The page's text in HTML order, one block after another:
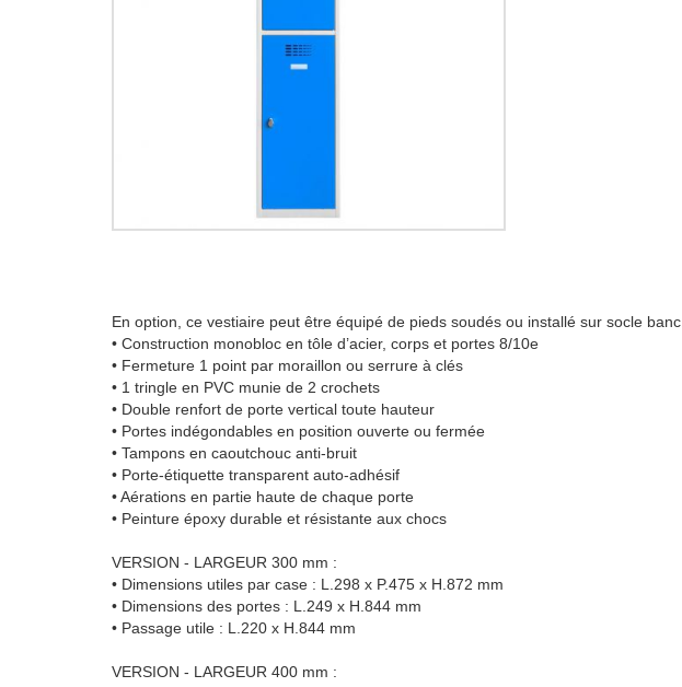
En option, ce vestiaire peut être équipé de pieds soudés ou installé sur socle banc.
• Construction monobloc en tôle d’acier, corps et portes 8/10e
• Fermeture 1 point par moraillon ou serrure à clés
• 1 tringle en PVC munie de 2 crochets
• Double renfort de porte vertical toute hauteur
• Portes indégondables en position ouverte ou fermée
• Tampons en caoutchouc anti-bruit
• Porte-étiquette transparent auto-adhésif
• Aérations en partie haute de chaque porte
• Peinture époxy durable et résistante aux chocs
VERSION - LARGEUR 300 mm :
• Dimensions utiles par case : L.298 x P.475 x H.872 mm
• Dimensions des portes : L.249 x H.844 mm
• Passage utile : L.220 x H.844 mm
VERSION - LARGEUR 400 mm :